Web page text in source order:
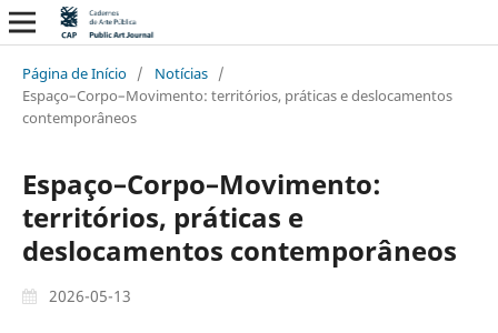
Página de Início / Notícias /
Espaço–Corpo–Movimento: territórios, práticas e deslocamentos
contemporâneos
Espaço–Corpo–Movimento:
territórios, práticas e
deslocamentos contemporâneos
2026-05-13